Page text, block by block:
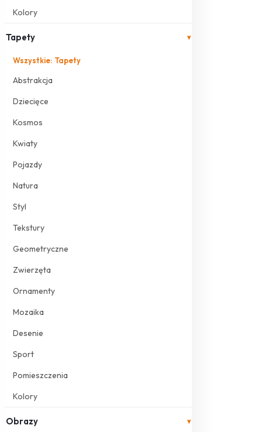
Kolory
Tapety ▾
Wszystkie: Tapety
Abstrakcja
Dziecięce
Kosmos
Kwiaty
Pojazdy
Natura
Styl
Tekstury
Geometryczne
Zwierzęta
Ornamenty
Mozaika
Desenie
Sport
Pomieszczenia
Kolory
Obrazy ▾